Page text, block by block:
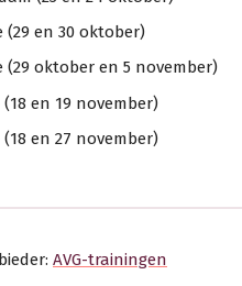
(29 en 30 oktober)
(29 oktober en 5 november)
en 19 november)
en 27 november)
AVG-trainingen